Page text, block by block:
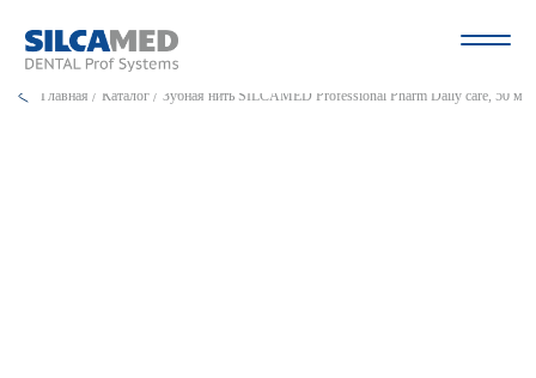
Главная Каталог Зубная нить SILCAMED Professional Pharm Daily care, 50 м